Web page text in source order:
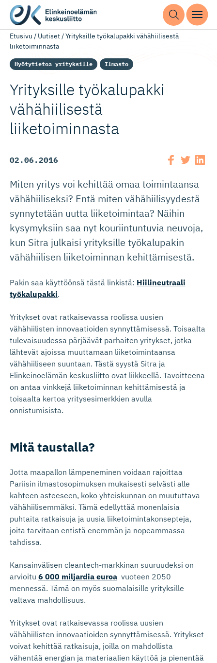
Etusivu / Uutiset/Yrityksille työkalupakki vähähiilisestä
liiketoiminnasta
Hyötytietoa yrityksille Ilmasto
Yrityksille työkalupakki
vähähiilisestä
liiketoiminnasta
02.06.2016
Miten yritys voi kehittää omaa toimintaansa
vähähiiliseksi? Entä miten vähähiilisyydestä
synnytetään uutta liiketoimintaa? Näihin
kysymyksiin saa nyt kouriintuntuvia neuvoja,
kun Sitra julkaisi yrityksille työkalupakin
vähähiilisen liiketoiminnan kehittämisestä.
Pakin saa käyttöönsä tästä linkistä: Hiilineutraali
työkalupakki.
Yritykset ovat ratkaisevassa roolissa uusien
vähähiilisten innovaatioiden synnyttämisessä. Toisaalta
tulevaisuudessa pärjäävät parhaiten yritykset, jotka
lähtevät ajoissa muuttamaan liiketoimintaansa
vähähiiliseen suuntaan. Tästä syystä Sitra ja
Elinkeinoelämän keskusliitto ovat liikkeellä. Tavoitteena
on antaa vinkkejä liiketoiminnan kehittämisestä ja
toisaalta kertoa yritysesimerkkien avulla
onnistumisista.
Mitä taustalla?
Jotta maapallon lämpeneminen voidaan rajoittaa
Pariisin ilmastosopimuksen mukaisesti selvästi alle
kahteen asteeseen, koko yhteiskunnan on muututtava
vähähiilisemmäksi. Tämä edellyttää monenlaisia
puhtaita ratkaisuja ja uusia liiketoimintakonsepteja,
joita tarvitaan entistä enemmän ja nopeammassa
tahdissa.
Kansainvälisen cleantech-markkinan suuruudeksi on
arvioitu 6 000 miljardia euroa vuoteen 2050
mennessä. Tämä on myös suomalaisille yrityksille
valtava mahdollisuus.
Yritykset ovat ratkaisevassa roolissa uusien
vähähiilisten innovaatioiden synnyttämisessä. Yritykset
voivat kehittää ratkaisuja, joilla on mahdollista
vähentää energian ja materiaalien käyttöä ja pienentää